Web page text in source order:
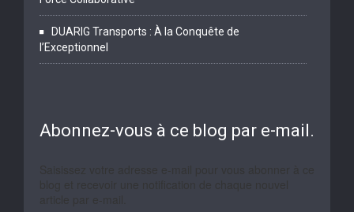
DUARIG Transports : À la Conquête de
l’Exceptionnel
Abonnez-vous à ce blog par e-mail.